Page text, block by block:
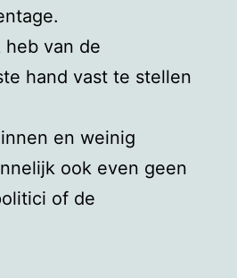
heb van de
hand vast te stellen
en weinig
ook even geen
of de